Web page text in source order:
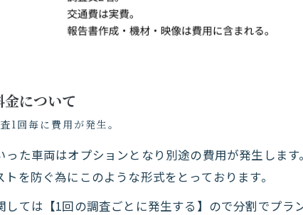
金について
1回毎に費用が発生。
った車両はオプションとなり別途の費用が発生しま
トを防ぐ為にこのような形式をとっております。
しては【1回の調査ごとに発生する】ので分割でプラ